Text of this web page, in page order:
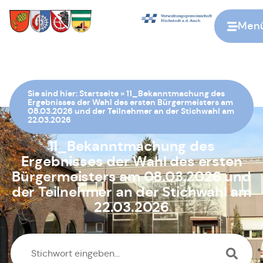
Sie sind hier:Startseite »11_Bekanntmachung des
Ergebnisses der Wahl des ersten Bürgermeisters am
08.03.2026 und der Teilnehmer an der Stichwahl am
22.03.2026
11_Bekanntmachung des
Ergebnisses der Wahl des ersten
Bürgermeisters am 08.03.2026 und
der Teilnehmer an der Stichwahl am
22.03.2026